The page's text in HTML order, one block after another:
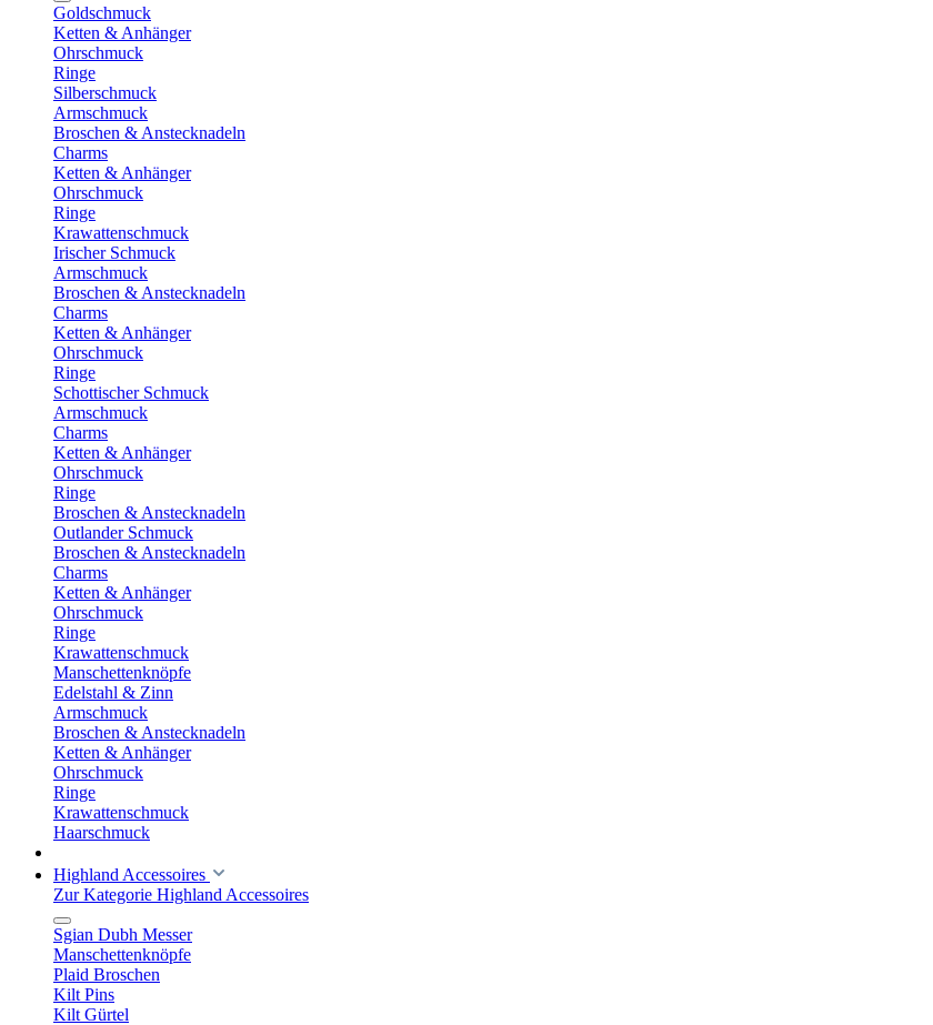
Goldschmuck
Ketten & Anhänger
Ohrschmuck
Ringe
Silberschmuck
Armschmuck
Broschen & Anstecknadeln
Charms
Ketten & Anhänger
Ohrschmuck
Ringe
Krawattenschmuck
Irischer Schmuck
Armschmuck
Broschen & Anstecknadeln
Charms
Ketten & Anhänger
Ohrschmuck
Ringe
Schottischer Schmuck
Armschmuck
Charms
Ketten & Anhänger
Ohrschmuck
Ringe
Broschen & Anstecknadeln
Outlander Schmuck
Broschen & Anstecknadeln
Charms
Ketten & Anhänger
Ohrschmuck
Ringe
Krawattenschmuck
Manschettenknöpfe
Edelstahl & Zinn
Armschmuck
Broschen & Anstecknadeln
Ketten & Anhänger
Ohrschmuck
Ringe
Krawattenschmuck
Haarschmuck
Highland Accessoires
Zur Kategorie Highland Accessoires
Sgian Dubh Messer
Manschettenknöpfe
Plaid Broschen
Kilt Pins
Kilt Gürtel